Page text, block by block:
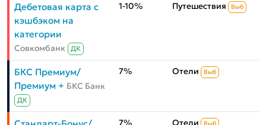
Дебетовая карта с
кэшбэком на
категории
Совкомбанк ДК
1-10% Путешествия Выб
БКС Премиум/
Премиум + БКС Банк
ДК
7% Отели Выб
7% Отели